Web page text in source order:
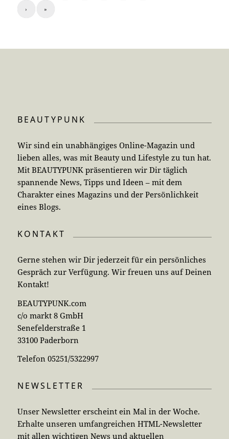
› »
BEAUTYPUNK
Wir sind ein unabhängiges Online-Magazin und
lieben alles, was mit Beauty und Lifestyle zu tun hat.
Mit BEAUTYPUNK präsentieren wir Dir täglich
spannende News, Tipps und Ideen – mit dem
Charakter eines Magazins und der Persönlichkeit
eines Blogs.
KONTAKT
Gerne stehen wir Dir jederzeit für ein persönliches
Gespräch zur Verfügung. Wir freuen uns auf Deinen
Kontakt!
BEAUTYPUNK.com
c/o markt 8 GmbH
Senefelderstraße 1
33100 Paderborn
Telefon 05251/5322997
NEWSLETTER
Unser Newsletter erscheint ein Mal in der Woche.
Erhalte unseren umfangreichen HTML-Newsletter
mit allen wichtigen News und aktuellen